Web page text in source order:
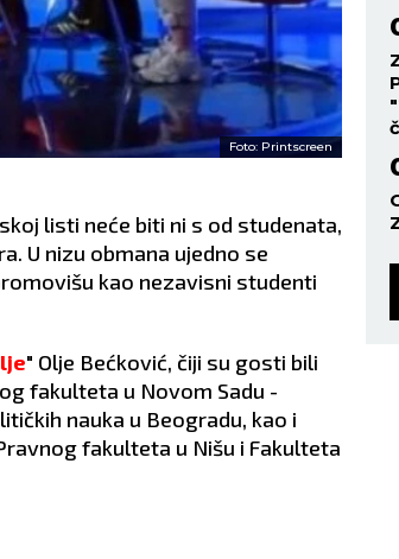
Foto: Printscreen
listi neće biti ni s od studenata,
U nizu obmana ujedno se
kao nezavisni studenti
" Olje Bećković, čiji su gosti bili
fakulteta u Novom Sadu -
nauka u Beogradu, kao i
fakulteta u Nišu i Fakulteta